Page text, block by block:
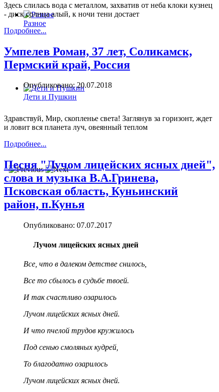
Разное
Дети и Пушкин
Здесь слилась вода с металлом, захватив от неба клоки кузнец
- диск солнца алый, к ночи тени достает
Подробнее...
Умпелев Роман, 37 лет, Соликамск,
Пермский край, Россия
Опубликовано: 20.07.2018
Здравствуй, Мир, скопленье света! Заглянув за горизонт, ждет
и ловит вся планета луч, овеянный теплом
Подробнее...
Песня "Лучом лицейских ясных дней",
слова и музыка В.А.Гринева,
Псковская область, Куньинский
район, п.Кунья
Опубликовано: 07.07.2017
Лучом лицейских ясных дней
Все, что в далеком детстве снилось,
Все то сбылось в судьбе твоей.
И так счастливо озарилось
Лучом лицейских ясных дней.
И что пчелой трудов кружилось
Под сенью смоляных кудрей,
То благодатно озарилось
Лучом лицейских ясных дней.